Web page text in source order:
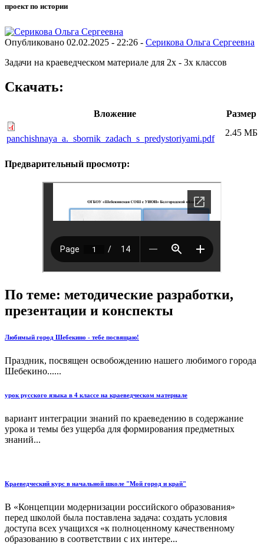
проект по истории
Опубликовано 02.02.2025 - 22:26 - Серикова Ольга Сергеевна
Задачи на краеведческом материале для 2х - 3х классов
Скачать:
Вложение Размер
panchishnaya_a._sbornik_zadach_s_predystoriyami.pdf
2.45 МБ
Предварительный просмотр:
По теме: методические разработки,
презентации и конспекты
Любимый город Шебекино - тебе посвящаю!
Праздник, посвящен освобождению нашего любимого города
Шебекино......
урок русского языка в 4 классе на краеведческом материале
вариант интеграции знаний по краеведению в содержание
урока и темы без ущерба для формирования предметных
знаний...
Краеведческий курс в начальной школе "Мой город и край"
В «Концепции модернизации российского образования»
перед школой была поставлена задача: создать условия
доступа всех учащихся «к полноценному качественному
образованию в соответствии с их интере...